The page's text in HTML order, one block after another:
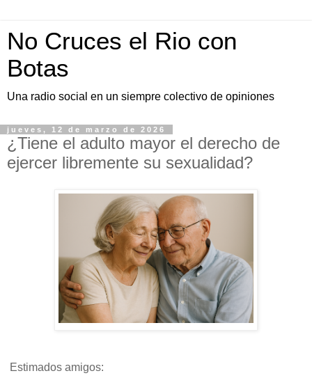
No Cruces el Rio con
Botas
Una radio social en un siempre colectivo de opiniones
jueves, 12 de marzo de 2026
¿Tiene el adulto mayor el derecho de
ejercer libremente su sexualidad?
Estimados amigos: